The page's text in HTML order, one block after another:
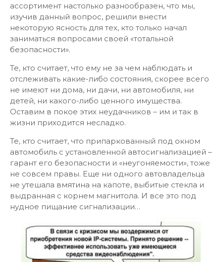
ассортимент настолько разнообразен, что мы,
изучив данный вопрос, решили внести
некоторую ясность для тех, кто только начал
заниматься вопросами своей «тотальной
безопасности».
Те, кто считает, что ему не за чем наблюдать и
отслеживать какие-либо состояния, скорее всего
не имеют ни дома, ни дачи, ни автомобиля, ни
детей, ни какого-либо ценного имущества.
Оставим в покое этих неудачников – им и так в
жизни приходится несладко.
Те, кто считает, что припаркованный под окном
автомобиль с установленной автосигнализацией –
гарант его безопасности и «неугоняемости», тоже
не совсем правы. Еще ни одного автовладельца
не утешала вмятина на капоте, выбитые стекла и
выдранная с корнем магнитола. И все это под
нудное пищание сигнализации…